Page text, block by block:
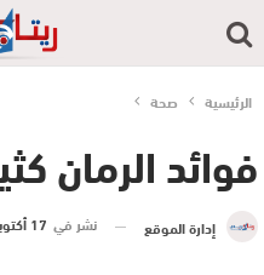
الرئيسية صحة
فوائد الرمان
إدارة الموقع نشر في 17 أكتوبر 2015 الساعة 2 و 44 دقيقة